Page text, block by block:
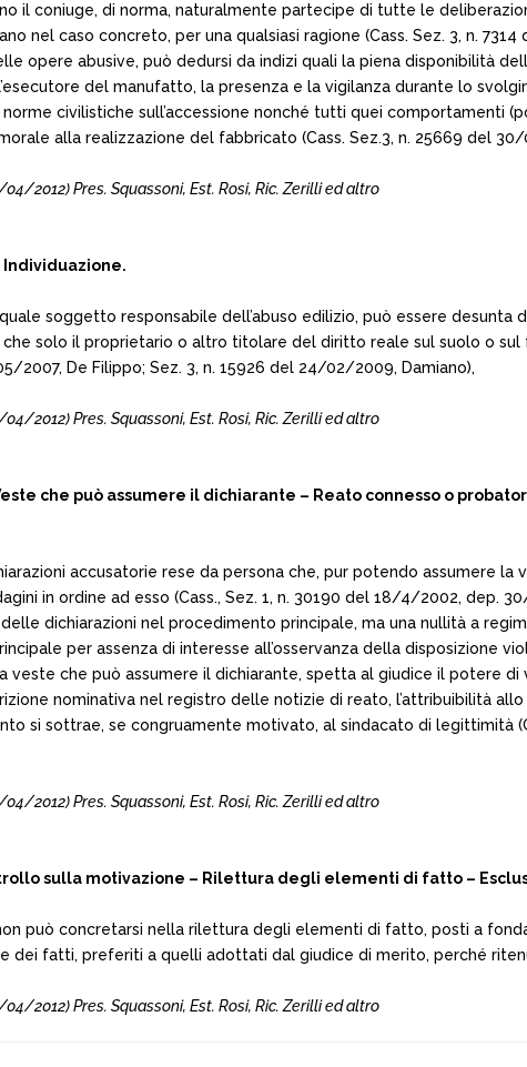
il coniuge, di norma, naturalmente partecipe di tutte le
nel caso concreto, per una qualsiasi ragione (Cass. Sez. 3, n.
abusive, può dedursi da indizi quali la piena disponibilità
del manufatto, la presenza e la vigilanza durante lo
civilistiche sull’accessione nonché tutti quei comportamenti
alla realizzazione del fabbricato (Cass. Sez.3, n. 25669 del
2012) Pres. Squassoni, Est. Rosi, Ric. Zerilli ed altro
Individuazione.
soggetto responsabile dell’abuso edilizio, può essere
solo il proprietario o altro titolare del diritto reale sul suolo o
2007, De Filippo; Sez. 3, n. 15926 del 24/02/2009, Damiano),
2012) Pres. Squassoni, Est. Rosi, Ric. Zerilli ed altro
Veste che può assumere il dichiarante – Reato connesso o
accusatorie rese da persona che, pur potendo assumere la
in ordine ad esso (Cass., Sez. 1, n. 30190 del 18/4/2002, dep.
dichiarazioni nel procedimento principale, ma una nullità a
per assenza di interesse all’osservanza della disposizione
veste che può assumere il dichiarante, spetta al giudice il potere di
nominativa nel registro delle notizie di reato, l’attribuibilità
si sottrae, se congruamente motivato, al sindacato di legittimità
2012) Pres. Squassoni, Est. Rosi, Ric. Zerilli ed altro
sulla motivazione – Rilettura degli elementi di fatto –
può concretarsi nella rilettura degli elementi di fatto, posti a
dei fatti, preferiti a quelli adottati dal giudice di merito, perché
2012) Pres. Squassoni, Est. Rosi, Ric. Zerilli ed altro